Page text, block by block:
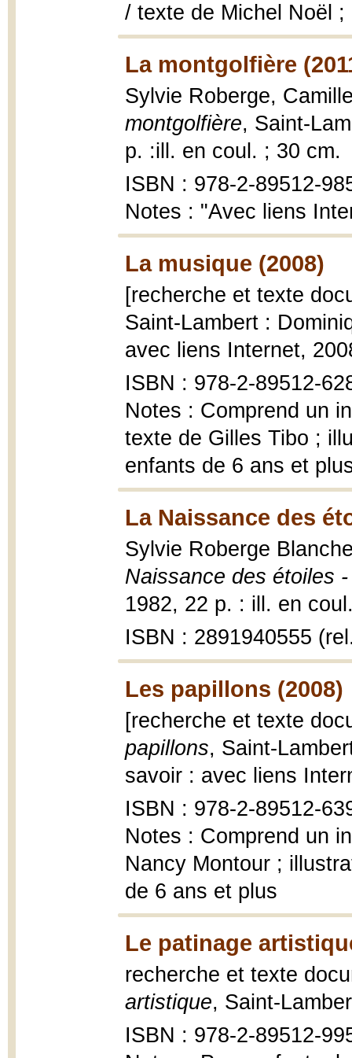
/ texte de Michel Noël
La montgolfière
Sylvie Roberge,
montgolfière, Saint-
p. :ill. en coul. ; 30 cm.
ISBN : 978-2-89512-
Notes : "Avec liens
La musique (2008)
[recherche et texte
Saint-Lambert :
avec liens Internet,
ISBN : 978-2-89512-
Notes : Comprend un
texte de Gilles Tibo ;
enfants de 6 ans et
La Naissance des
Sylvie Roberge
Naissance des étoiles
1982, 22 p. : ill. en
ISBN : 2891940555
Les papillons (2008)
[recherche et texte
papillons, Saint-
savoir : avec liens
ISBN : 978-2-89512-
Notes : Comprend un
Nancy Montour ;
de 6 ans et plus
Le patinage
recherche et texte
artistique, Saint-
ISBN : 978-2-89512-